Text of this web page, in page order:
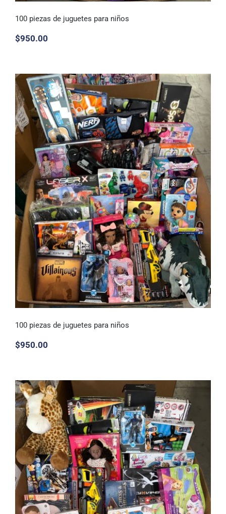
100 piezas de juguetes para niños
100 piezas de juguetes para niños
$950.00
100 piezas de juguetes para niños
100 piezas de juguetes para niños
$950.00